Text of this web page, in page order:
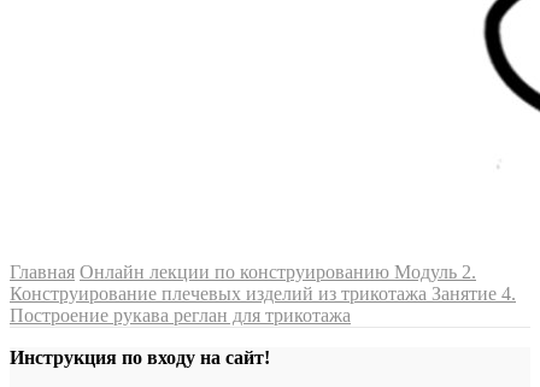
Главная Онлайн лекции по конструированию Модуль 2.
Конструирование плечевых изделий из трикотажа Занятие 4.
Построение рукава реглан для трикотажа
Инструкция по входу на сайт!